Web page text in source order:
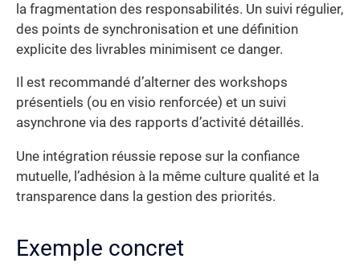
la fragmentation des responsabilités. Un suivi régulier,
des points de synchronisation et une définition
explicite des livrables minimisent ce danger.
Il est recommandé d’alterner des workshops
présentiels (ou en visio renforcée) et un suivi
asynchrone via des rapports d’activité détaillés.
Une intégration réussie repose sur la confiance
mutuelle, l’adhésion à la même culture qualité et la
transparence dans la gestion des priorités.
Exemple concret